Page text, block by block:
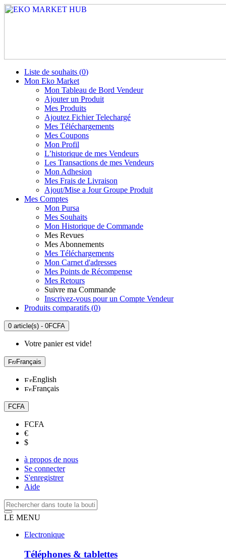
Liste de souhaits (0)
Mon Eko Market
Mon Tableau de Bord Vendeur
Ajouter un Produit
Mes Produits
Ajoutez Fichier Telechargé
Mes Téléchargements
Mes Coupons
Mon Profil
L’historique de mes Vendeurs
Les Transactions de mes Vendeurs
Mon Adhesion
Mes Frais de Livraison
Ajout/Mise a Jour Groupe Produit
Mes Comptes
Mon Pursa
Mes Souhaits
Mon Historique de Commande
Mes Revues
Mes Abonnements
Mes Téléchargements
Mon Carnet d'adresses
Mes Points de Récompense
Mes Retours
Suivre ma Commande
Inscrivez-vous pour un Compte Vendeur
Produits comparatifs (0)
0 article(s) - 0FCFA
Votre panier est vide!
Français
English
Français
FCFA
FCFA
€
$
à propos de nous
Se connecter
S'enregistrer
Aide
LE MENU
Electronique
Téléphones & tablettes